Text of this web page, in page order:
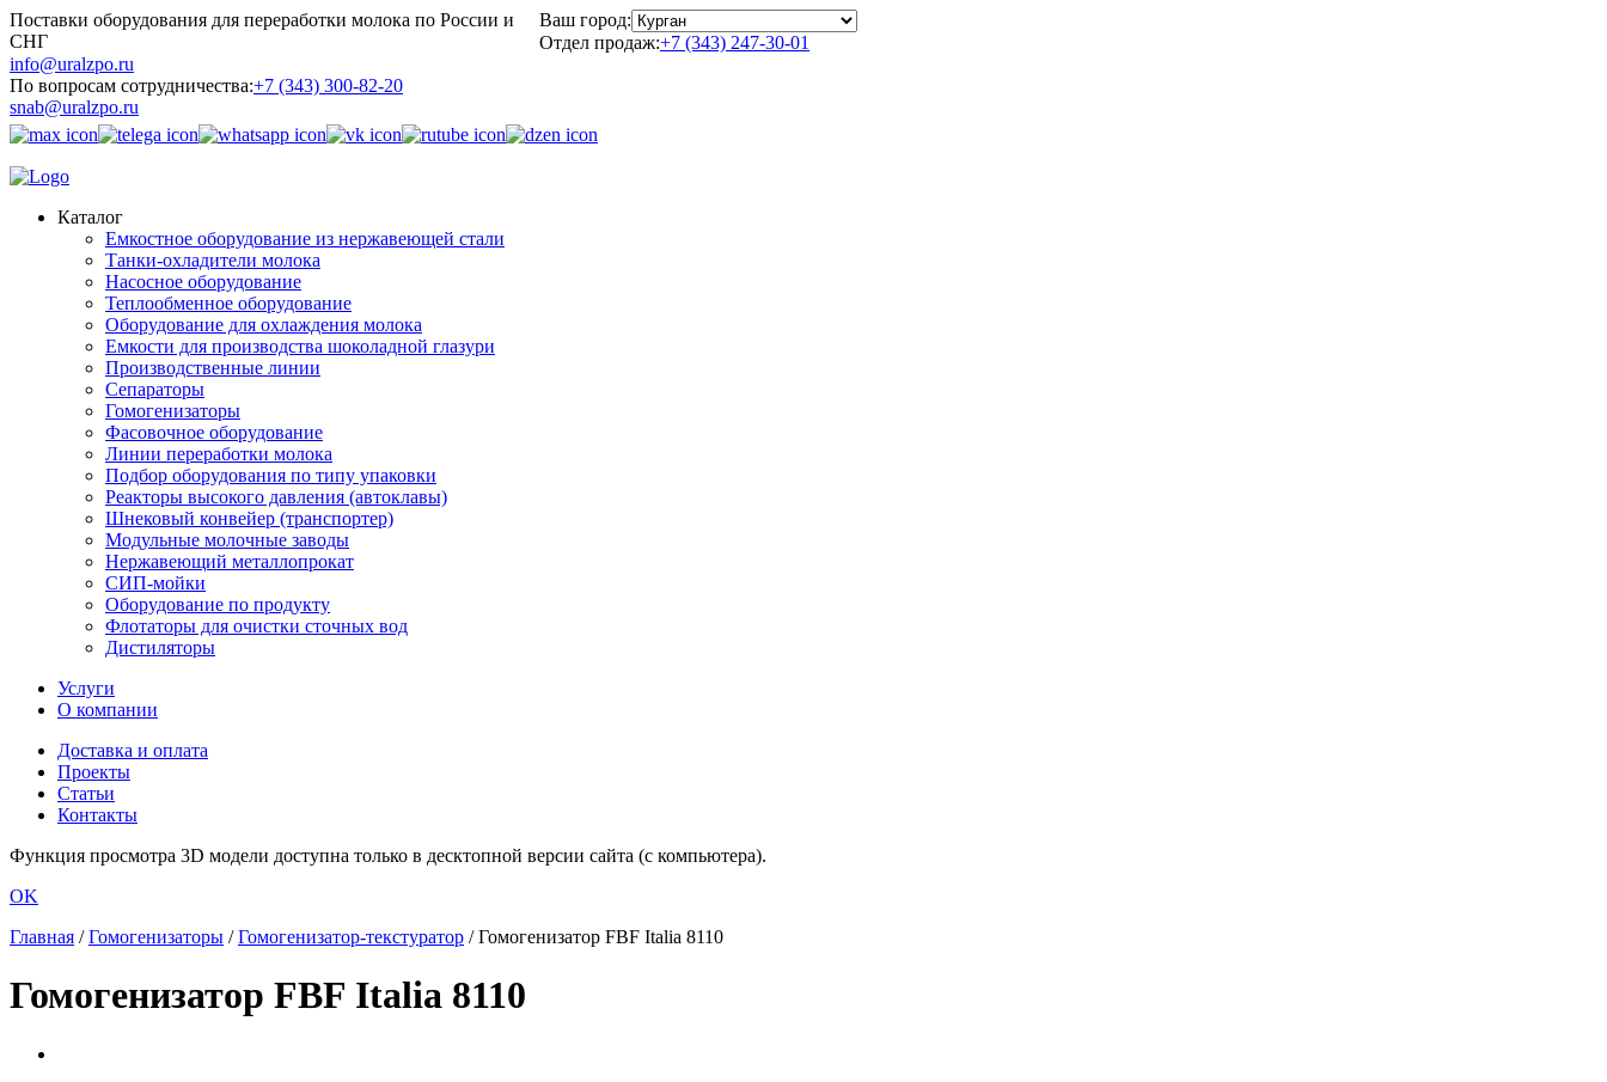
Поставки оборудования для переработки молока по России и
СНГ
Ваш город:
Отдел продаж:+7 (343) 247-30-01
info@uralzpo.ru
По вопросам сотрудничества:+7 (343) 300-82-20
snab@uralzpo.ru
Каталог
Емкостное оборудование из нержавеющей стали
Танки-охладители молока
Насосное оборудование
Теплообменное оборудование
Оборудование для охлаждения молока
Емкости для производства шоколадной глазури
Производственные линии
Сепараторы
Гомогенизаторы
Фасовочное оборудование
Линии переработки молока
Подбор оборудования по типу упаковки
Реакторы высокого давления (автоклавы)
Шнековый конвейер (транспортер)
Модульные молочные заводы
Нержавеющий металлопрокат
СИП-мойки
Оборудование по продукту
Флотаторы для очистки сточных вод
Дистиляторы
Услуги
О компании
Доставка и оплата
Проекты
Статьи
Контакты
Функция просмотра 3D модели доступна только в десктопной версии сайта (с компьютера).
OK
Главная /Гомогенизаторы /Гомогенизатор-текстуратор /Гомогенизатор FBF Italia 8110
Гомогенизатор FBF Italia 8110